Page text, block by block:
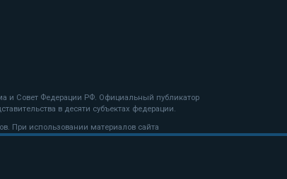
и Совет Федерации РФ. Официальный публикатор
в десяти субъектах федерации.
При использовании материалов сайта